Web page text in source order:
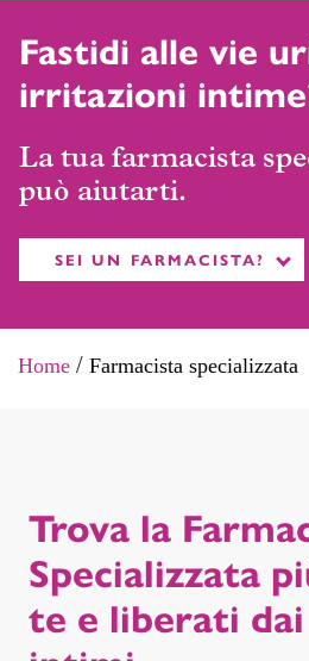
Fastidi alle vie
irritazioni
La tua farmacista
può aiutarti.
SEI UN FARMACISTA?
Home / Farmacista specializzata
Trova la
Specializzata
te e liberati